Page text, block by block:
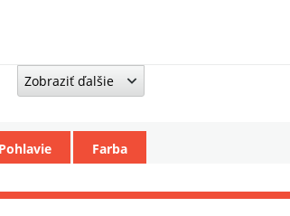
Zobraziť ďalšie
Pohlavie Farba